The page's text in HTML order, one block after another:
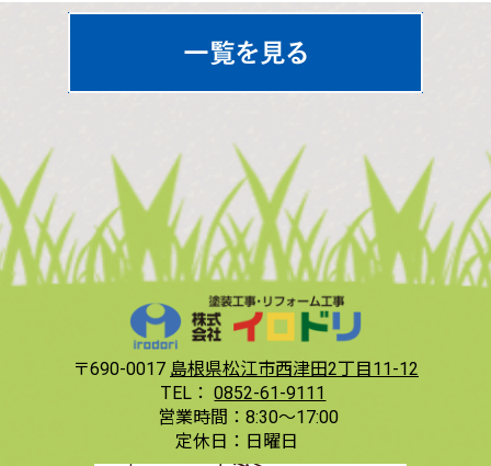
〒690-0017 島根県松江市西津田2丁目11-12
TEL： 0852-61-9111
営業時間： 8:30〜17:00
定休日： 日曜日